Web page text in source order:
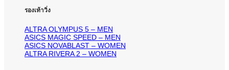
รองเท้าวิ่ง
ALTRA OLYMPUS 5 – MEN
ASICS MAGIC SPEED – MEN
ASICS NOVABLAST – WOMEN
ALTRA RIVERA 2 – WOMEN